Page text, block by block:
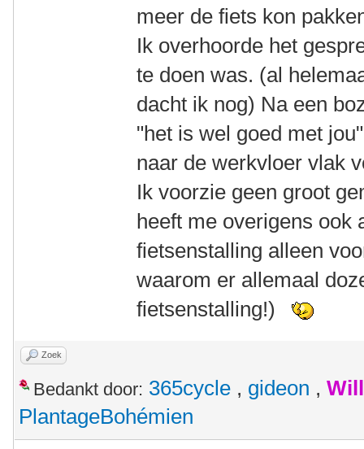
meer de fiets kon
Ik overhoorde het
te doen was. (al
dacht ik nog) Na een
"het is wel goed met
naar de werkvloer vlak
Ik voorzie geen groot
heeft me overigens ook
fietsenstalling alleen
waarom er allemaal
fietsenstalling!)
Zoek
Bedankt door: 365cycle , gideon ,
PlantageBohémien